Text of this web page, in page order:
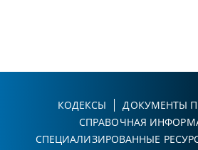
КОДЕКСЫ
ДОКУМЕНТЫ
СПРАВОЧНАЯ
СПЕЦИАЛИЗИРОВАННЫЕ